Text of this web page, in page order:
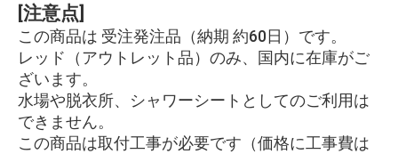
[注意点]
この商品は 受注発注品（納期 約60日）です。
レッド（アウトレット品）のみ、国内に在庫がご
ざいます。
水場や脱衣所、シャワーシートとしてのご利用は
できません。
この商品は取付工事が必要です（価格に工事費は